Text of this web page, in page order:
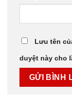
Lưu tên
duyệt này cho